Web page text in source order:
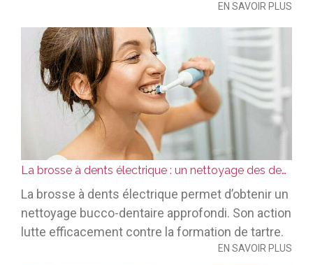
EN SAVOIR PLUS
La brosse à dents électrique : un nettoyage des dents optimal
La brosse à dents électrique permet d’obtenir un
nettoyage bucco-dentaire approfondi. Son action
lutte efficacement contre la formation de tartre.
EN SAVOIR PLUS